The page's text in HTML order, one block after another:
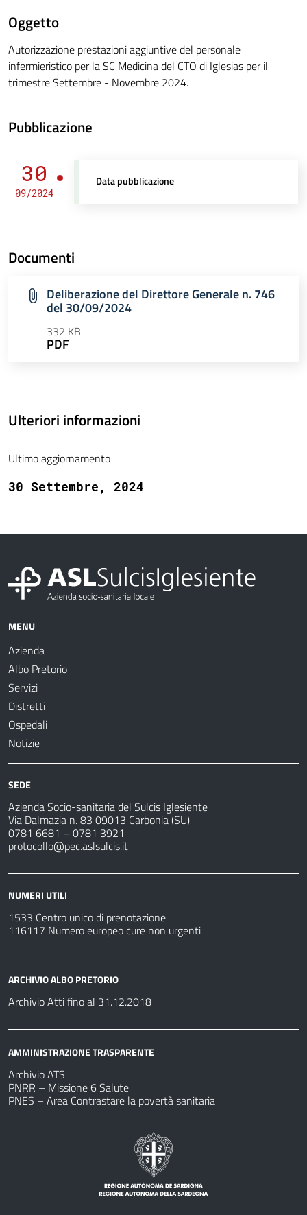
Oggetto
Autorizzazione prestazioni aggiuntive del personale
infermieristico per la SC Medicina del CTO di Iglesias per il
trimestre Settembre - Novembre 2024.
Pubblicazione
30
09/2024
Data pubblicazione
Documenti
Deliberazione del Direttore Generale n. 746
del 30/09/2024
332 KB
PDF
Ulteriori informazioni
Ultimo aggiornamento
30 Settembre, 2024
MENU
Azienda
Albo Pretorio
Servizi
Distretti
Ospedali
Notizie
SEDE
Azienda Socio-sanitaria del Sulcis Iglesiente
Via Dalmazia n. 83 09013 Carbonia (SU)
0781 6681 – 0781 3921
protocollo@pec.aslsulcis.it
NUMERI UTILI
1533 Centro unico di prenotazione
116117 Numero europeo cure non urgenti
ARCHIVIO ALBO PRETORIO
Archivio Atti fino al 31.12.2018
AMMINISTRAZIONE TRASPARENTE
Archivio ATS
PNRR – Missione 6 Salute
PNES – Area Contrastare la povertà sanitaria